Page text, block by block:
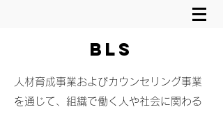
BLS
​人材育成事業およびカウンセリング事業
を通じて、組織で働く人や社会に関わる